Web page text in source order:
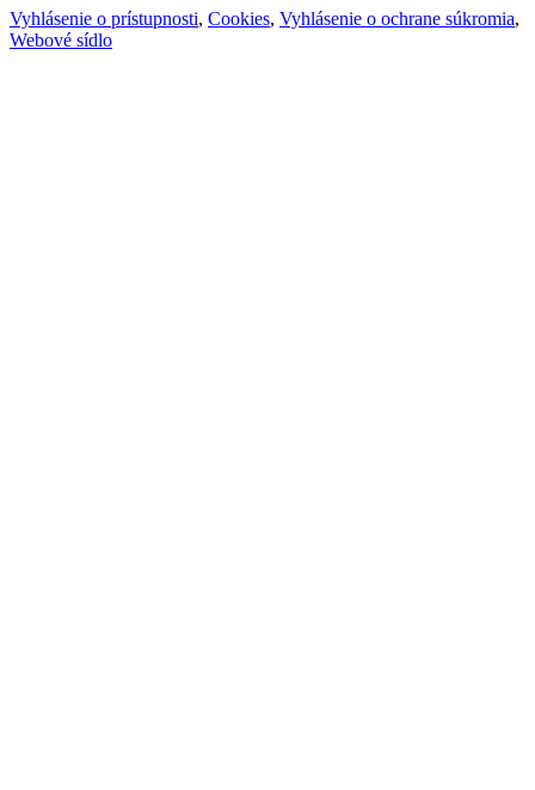
Vyhlásenie o prístupnosti, Cookies, Vyhlásenie o ochrane súkromia,
Webové sídlo